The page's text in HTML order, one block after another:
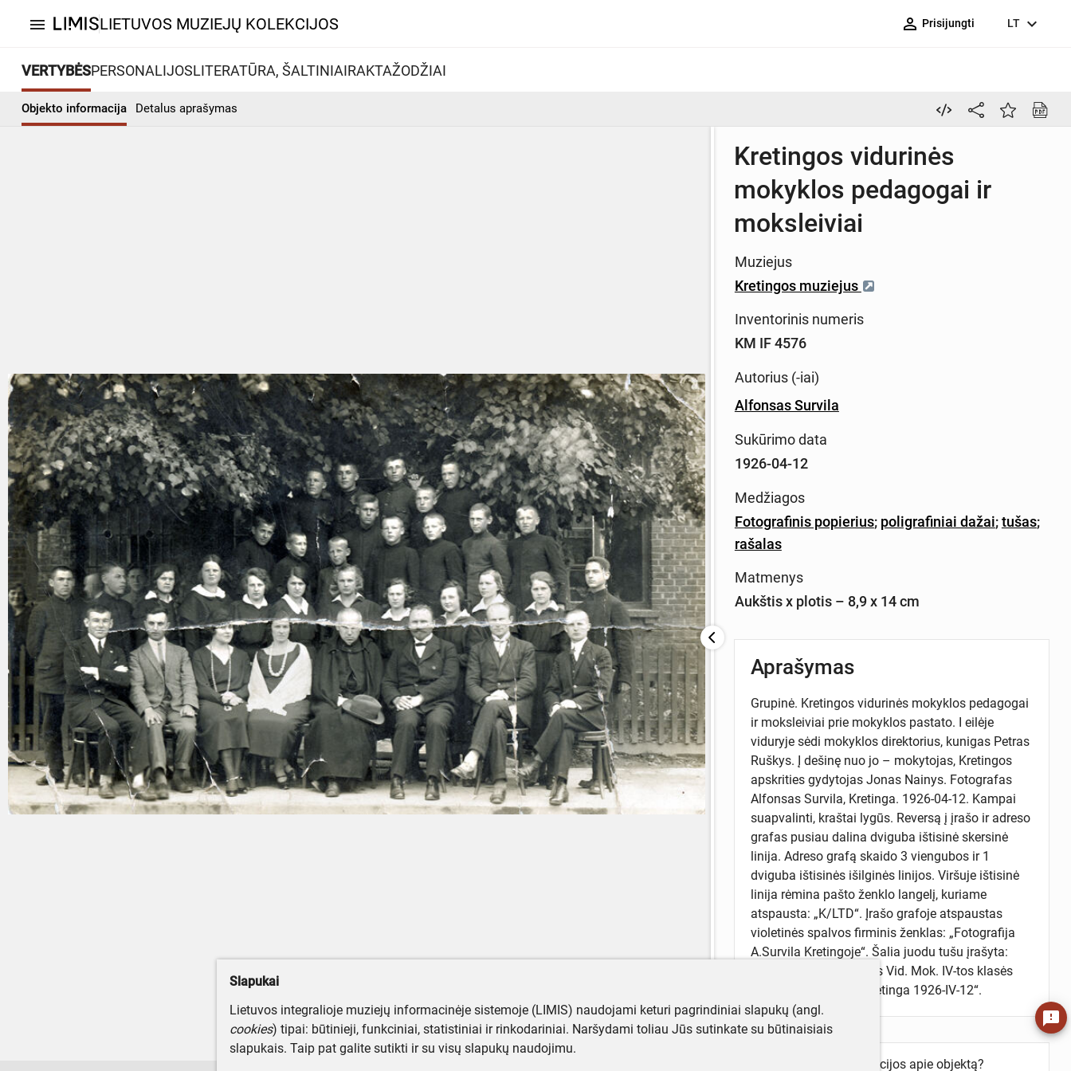
menu LIETUVOS MUZIEJŲ KOLEKCIJOS person_outline Prisijungti LT expand_more
VERTYBĖSPERSONALIJOSLITERATŪRA, ŠALTINIAIRAKTAŽODŽIAI
Objekto informacija Detalus aprašymas
Kretingos vidurinės
mokyklos pedagogai ir
moksleiviai
Muziejus
Kretingos muziejus
Inventorinis numeris
KM IF 4576
Autorius (-iai)
Alfonsas Survila
Sukūrimo data
1926-04-12
Medžiagos
Fotografinis popierius; poligrafiniai dažai;tušas;
rašalas
Matmenys
Aukštis x plotis – 8,9 x 14 cm
Aprašymas
Grupinė. Kretingos vidurinės mokyklos pedagogai
ir moksleiviai prie mokyklos pastato. I eilėje
viduryje sėdi mokyklos direktorius, kunigas Petras
Ruškys. Į dešinę nuo jo – mokytojas, Kretingos
apskrities gydytojas Jonas Nainys. Fotografas
Alfonsas Survila, Kretinga. 1926-04-12. Kampai
suapvalinti, kraštai lygūs. Reversą į įrašo ir adreso
grafas pusiau dalina dviguba ištisinė skersinė
linija. Adreso grafą skaido 3 viengubos ir 1
dviguba ištisinės išilginės linijos. Viršuje ištisinė
linija rėmina pašto ženklo langelį, kuriame
atspausta: „K/LTD“. Įrašo grafoje atspaustas
violetinės spalvos firminis ženklas: „Fotografija
A.Survila Kretingoje“. Šalia juodu tušu įrašyta:
„Prisiminimui Kretingos Vid. Mok. IV-tos klasės
draugų bei draugių. Kretinga 1926-IV-12“.
Turite daugiau informacijos apie objektą?
feedback
Slapukai
Lietuvos integralioje muziejų informacinėje sistemoje (LIMIS) naudojami keturi pagrindiniai slapukų (angl.
cookies) tipai: būtinieji, funkciniai, statistiniai ir rinkodariniai. Naršydami toliau Jūs sutinkate su būtinaisiais
slapukais. Taip pat galite sutikti ir su visų slapukų naudojimu.